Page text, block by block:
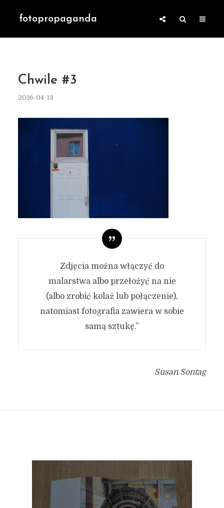
fotopropaganda
Chwile #3
2016-04-13
Zdjęcia można włączyć do
malarstwa albo przełożyć na nie
(albo zrobić kolaż lub połączenie),
natomiast fotografia zawiera w sobie
samą sztukę.”
Susan Sontag